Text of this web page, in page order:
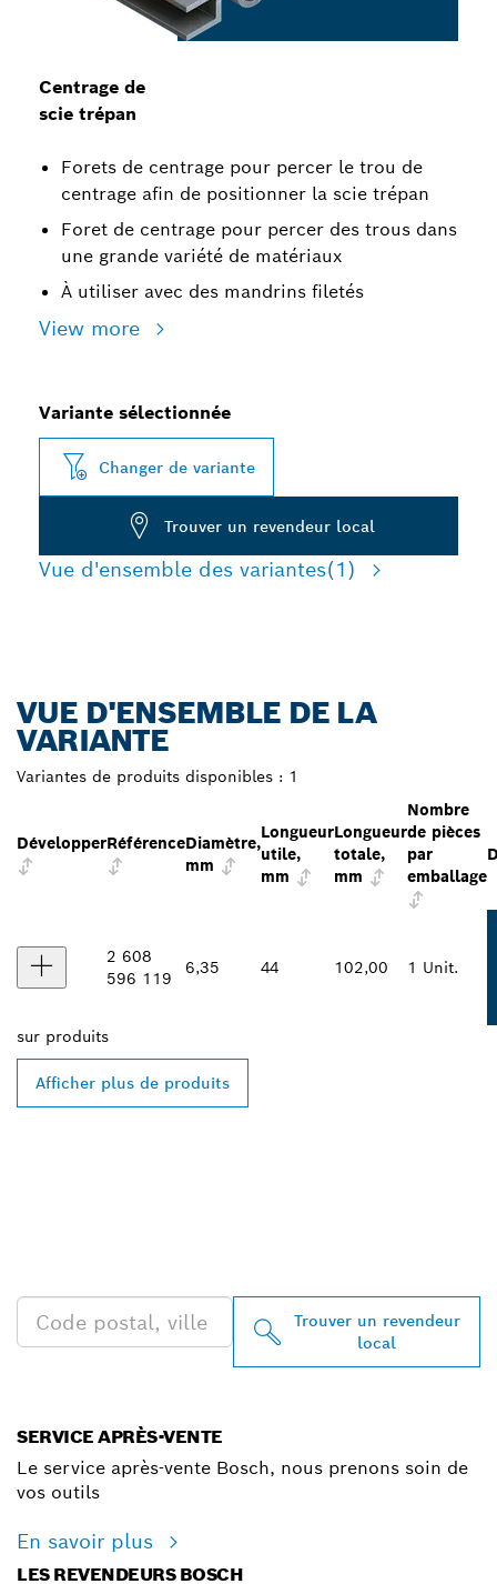
Centrage de
scie trépan
Forets de centrage pour percer le trou de
centrage afin de positionner la scie trépan
Foret de centrage pour percer des trous dans
une grande variété de matériaux
À utiliser avec des mandrins filetés
View more
Variante sélectionnée
Changer de variante
Trouver un revendeur local
Vue d'ensemble des variantes(1)
VUE D'ENSEMBLE DE LA
VARIANTE
Variantes de produits disponibles : 1
DévelopperRéférenceDiamètre,
mm
Longueur
utile,
mm
Longueur
totale,
mm
Nombre
de pièces
par
emballage
2 608
596 119
6,35 44 102,00 1 Unit.
sur produits
Afficher plus de produits
Trouver un revendeur
local
SERVICE APRÈS-VENTE
Le service après-vente Bosch, nous prenons soin de
vos outils
En savoir plus
LES REVENDEURS BOSCH